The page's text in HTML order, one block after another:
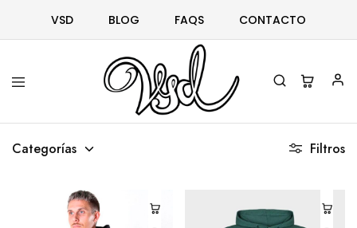
VSD BLOG FAQS CONTACTO
Vsd
Ropa
complementos
Categorías Filtros